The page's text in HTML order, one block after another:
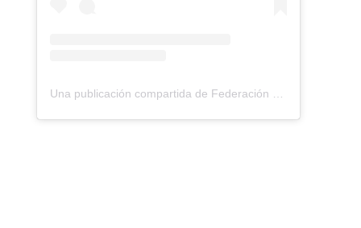
Una publicación compartida de Federación Montañismo Tenerife (@federacion_montanismo_tenerife)